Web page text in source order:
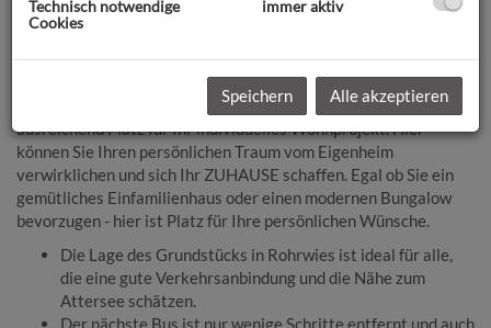
Sie sind auf der Suche nach einem Grundstück für Ihr
Mit einer Fläche von ca. 856 m² bietet dieses Grundstück
ausreichend Platz für Ihr individuelles Wohnprojekt. Hier
können Sie Ihren persönlichen Traum vom Eigenheim
verwirklichen und sich Ihr ZUHAUSE schaffen. Egal ob Sie ein
gemütliches Einfamilienhaus oder einen modernen Bungalow
bevorzugen - hier ist Platz für Ihre persönlichen Wünsche.
Die Lage des Grundstücks in Rohrwies ist ideal für alle,
die eine gute Verkehrsanbindung und die Nähe zum
Attersee schätzen.
Der nächste Bus ist nur wenige Schritte entfernt und auch
Technisch notwendige
Cookies
immer aktiv
Speichern Alle akzeptieren